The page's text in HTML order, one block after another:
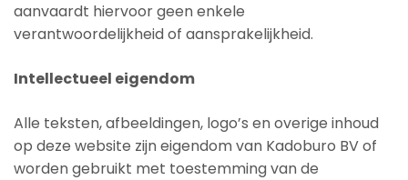
aanvaardt hiervoor geen enkele
verantwoordelijkheid of aansprakelijkheid.
Intellectueel eigendom
Alle teksten, afbeeldingen, logo’s en overige inhoud
op deze website zijn eigendom van Kadoburo BV of
worden gebruikt met toestemming van de